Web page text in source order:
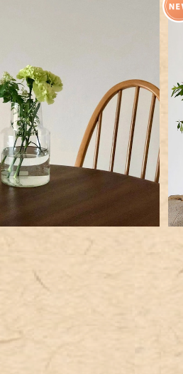
スフラワーベースロケート
¥2,800